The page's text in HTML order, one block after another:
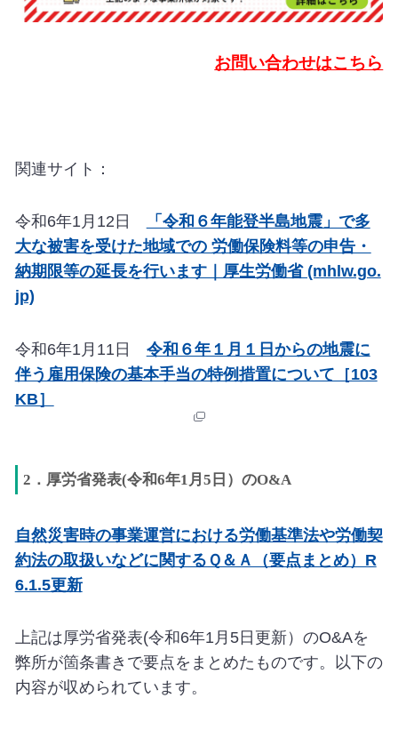
お問い合わせはこちら
関連サイト：
令和6年1月12日
「令和６年能登半島地震」で多
大な被害を受けた地域での 労働保険料等の申告・
納期限等の延長を行います｜厚生労働省 (mhlw.go.
jp)
令和6年1月11日 令和６年１月１日からの地震に
伴う雇用保険の基本手当の特例措置について［103
KB］
2．厚労省発表(令和6年1月5日）のO&A
自然災害時の事業運営における労働基準法や労働契
約法の取扱いなどに関するＱ＆Ａ（要点まとめ）R
6.1.5更新
上記は厚労省発表(令和6年1月5日更新）のO&Aを
弊所が箇条書きで要点をまとめたものです。以下の
内容が収められています。